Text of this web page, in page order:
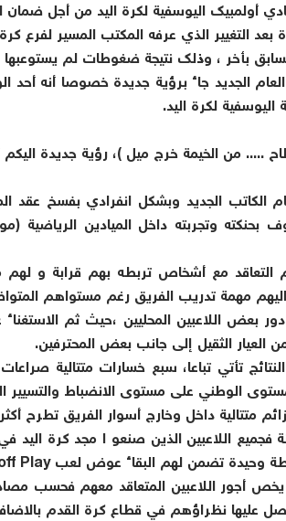
أولمبيك اليوسفية لكرة اليد من أجل ضمان
بعد التغيير الذي عرفه المكتب المسير لفرع
بأخر ، وذلك نتيجة ضغوطات لم
الجديد جاء برؤية جديدة خصوصا أنه أحد
اليوسفية لكرة اليد.
..... من الخيمة خرج ميل )، رؤية جديدة
الكاتب الجديد وبشكل انفرادي بفسخ عقد
بحنكته وتجربته داخل الميادين الرياضية
مع أشخاص تربطه بهم قرابة و لهم
مهمة تدريب الفريق رغم مستواهم
بعض اللاعبين المحليين ،حيث ثم
العيار الثقيل إلى جانب بعض المحترفين.
تأتي تباعا، سبع خسارات متتالية
الوطني على مستوى الانضباط والتسيير
متتالية داخل وخارج أسوار الفريق تطرح
فجميع اللاعبين الذين صنعو ا مجد كرة
وحيدة تضمن لهم البقاء عوض لعب Play
يخص أجور اللاعبين المتعاقد معهم فحسب
عليها نظراؤهم في قطاع كرة القدم